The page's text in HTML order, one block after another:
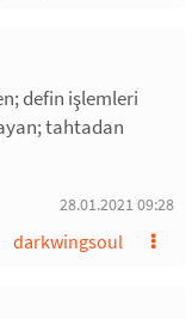
defin işlemleri
tahtadan
28.01.2021 09:28
darkwingsoul